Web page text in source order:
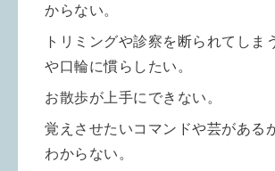
からない。
トリミングや診察を断られてしま
や口輪に慣らしたい。
お散歩が上手にできない。
覚えさせたいコマンドや芸がある
わからない。